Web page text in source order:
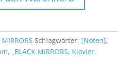
MIRRORS Schlagwörter: [Noten],
, _BLACK MIRRORS, Klavier,